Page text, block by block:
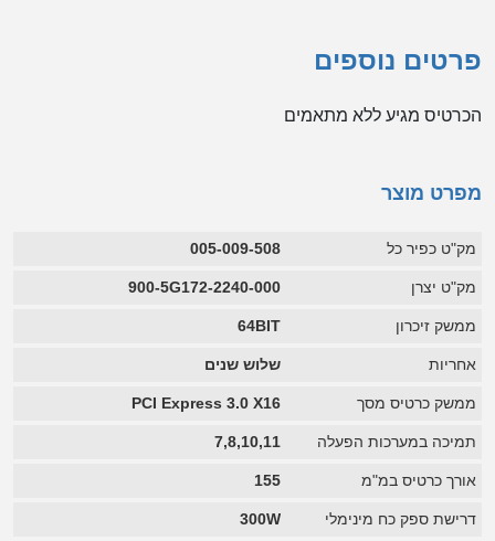
פרטים נוספים
הכרטיס מגיע ללא מתאמים
מפרט מוצר
מק"ט כפיר כל 005-009-508
מק"ט יצרן 900-5G172-2240-000
ממשק זיכרון 64BIT
אחריות שלוש שנים
ממשק כרטיס מסך PCI Express 3.0 X16
תמיכה במערכות הפעלה 7,8,10,11
אורך כרטיס במ"מ 155
דרישת ספק כח מינימלי 300W